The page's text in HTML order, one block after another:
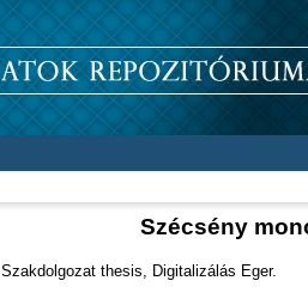
Szécsény
Szakdolgozat thesis, Digitalizálás Eger.